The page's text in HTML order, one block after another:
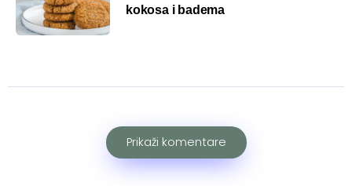
kokosa i badema
Prikaži komentare